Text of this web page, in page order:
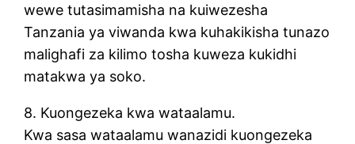
wewe tutasimamisha na kuiwezesha
Tanzania ya viwanda kwa kuhakikisha tunazo
malighafi za kilimo tosha kuweza kukidhi
matakwa ya soko.
8. Kuongezeka kwa wataalamu.
Kwa sasa wataalamu wanazidi kuongezeka